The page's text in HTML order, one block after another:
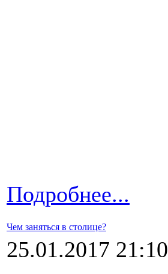
Подробнее...
Чем заняться в столице?
25.01.2017 21:10